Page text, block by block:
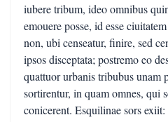
iubere tribum, ideo omnibus
emouere posse, id esse
non, ubi censeatur, finire, sed
ipsos disceptata; postremo eo
quattuor urbanis tribubus unam
sortirentur, in quam omnes, qui
conicerent. Esquilinae sors